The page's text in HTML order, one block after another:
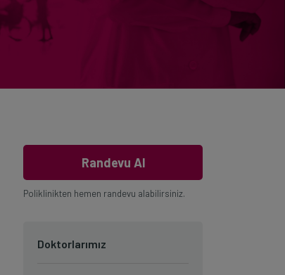
Randevu Al
Poliklinikten hemen randevu alabilirsiniz.
Doktorlarımız